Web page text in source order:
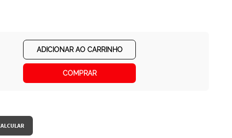
ADICIONAR AO CARRINHO
COMPRAR